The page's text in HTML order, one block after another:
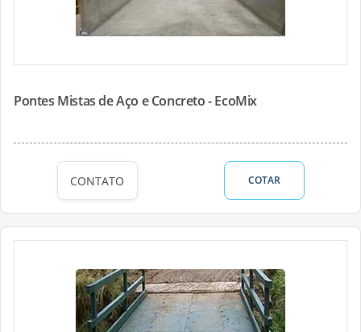
Pontes Mistas de Aço e Concreto - EcoMix
CONTATO COTAR